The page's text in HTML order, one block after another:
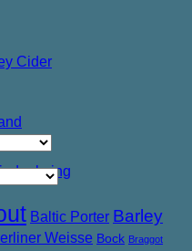
Cider
Baltic Porter Barley
Weisse Bock Braggot